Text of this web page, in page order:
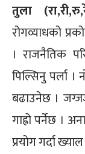
तुला
रोगव्याधको
। राजनैतिक
पिल्सिनु पर्ला ।
बढाउनेछ ।
गाह्रो पर्नेछ ।
प्रयोग गर्दा